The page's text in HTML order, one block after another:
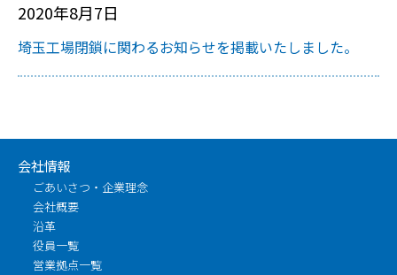
2020年8月7日
埼玉工場閉鎖に関わるお知らせを掲載いたしました。
会社情報
ごあいさつ・企業理念
会社概要
沿革
役員一覧
営業拠点一覧